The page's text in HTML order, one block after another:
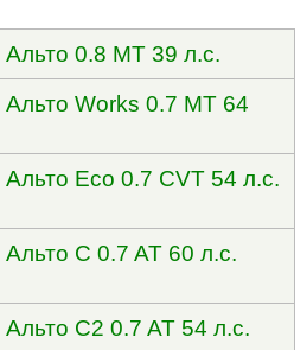
0.8 MT 39 л.с.
Works 0.7 MT 64
Eco 0.7 CVT 54 л.с.
C 0.7 AT 60 л.с.
C2 0.7 AT 54 л.с.